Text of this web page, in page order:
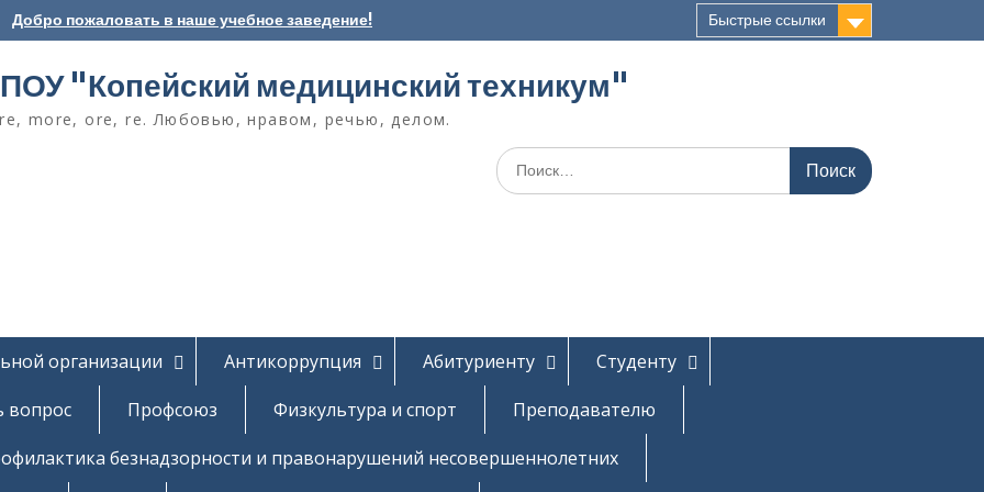
Добро пожаловать в наше учебное заведение! Быстрые ссылки
"Копейский медицинский техникум"
more, ore, re. Любовью, нравом, речью, делом.
Поиск
по:
организации Антикоррупция Абитуриенту
Студенту
вопрос Профсоюз Физкультура и спорт
Преподавателю
безнадзорности и правонарушений несовершеннолетних